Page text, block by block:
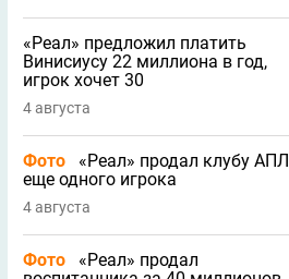
«Реал» предложил платить
Винисиусу 22 миллиона в год,
игрок хочет 30
4 августа
Фото
«Реал» продал клубу АПЛ
еще одного игрока
4 августа
Фото
«Реал» продал